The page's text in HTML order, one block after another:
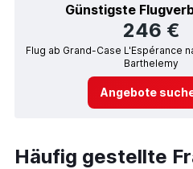
Günstigste
246 €
Flug ab Grand-Case L'Espérance
Barthelemy
Angebote
Häufig gestellte